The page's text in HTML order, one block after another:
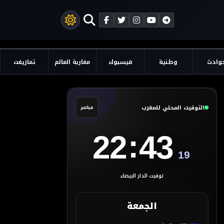
وطنية فيسبوك مغاربة العالم تمازيغت
التوقيت المحلي للمغرب مباشر
22:43 19
توقيت الدار البيضاء
الجمعة